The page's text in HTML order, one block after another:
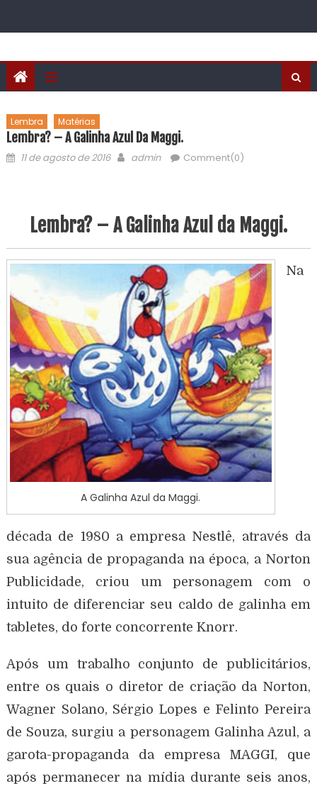
Lembra Matérias
Lembra? – A Galinha Azul Da Maggi.
11 de agosto de 2016 admin Comment(0)
Lembra? – A Galinha Azul da Maggi.
A Galinha Azul da Maggi.
Na
década de 1980 a empresa Nestlê, através da
sua agência de propaganda na época, a Norton
Publicidade, criou um personagem com o
intuito de diferenciar seu caldo de galinha em
tabletes, do forte concorrente Knorr.
Após um trabalho conjunto de publicitários,
entre os quais o diretor de criação da Norton,
Wagner Solano, Sérgio Lopes e Felinto Pereira
de Souza, surgiu a personagem Galinha Azul, a
garota-propaganda da empresa MAGGI, que
após permanecer na mídia durante seis anos,